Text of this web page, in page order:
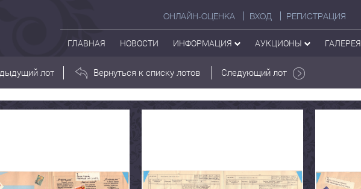
ОНЛАЙН-ОЦЕНКА ВХОД РЕГИСТРАЦИЯ
ГЛАВНАЯ НОВОСТИ ИНФОРМАЦИЯ АУКЦИОНЫ ГАЛЕРЕЯ
лот Вернуться к списку лотов Следующий лот